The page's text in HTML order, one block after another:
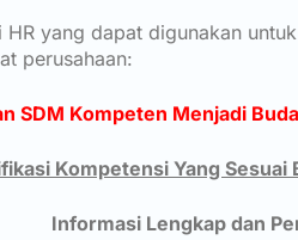
yang dapat digunakan
perusahaan:
SDM Kompeten Menjadi
Kompetensi Yang Sesuai
Informasi Lengkap dan